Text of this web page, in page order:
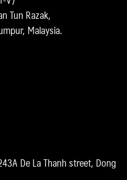
Tun Razak,
Malaysia.
De La Thanh street, Dong